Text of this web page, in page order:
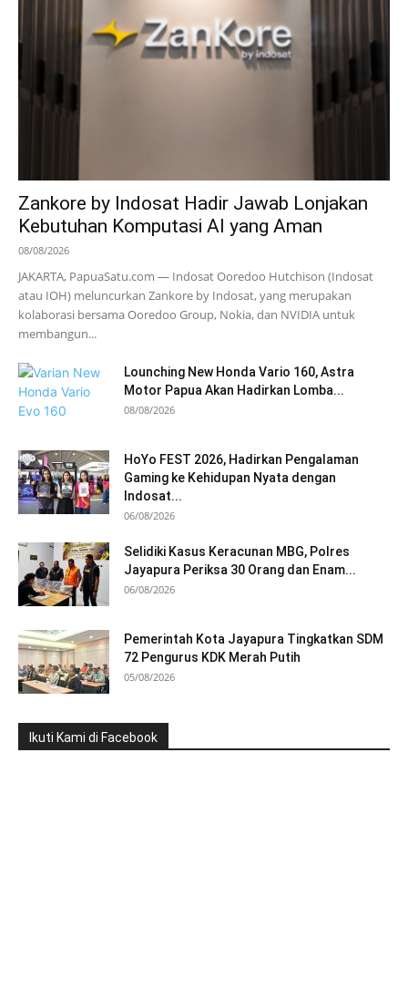
Zankore by Indosat Hadir Jawab Lonjakan
Kebutuhan Komputasi AI yang Aman
08/08/2026
JAKARTA, PapuaSatu.com — Indosat Ooredoo Hutchison (Indosat
atau IOH) meluncurkan Zankore by Indosat, yang merupakan
kolaborasi bersama Ooredoo Group, Nokia, dan NVIDIA untuk
membangun...
Lounching New Honda Vario 160, Astra
Motor Papua Akan Hadirkan Lomba...
08/08/2026
HoYo FEST 2026, Hadirkan Pengalaman
Gaming ke Kehidupan Nyata dengan
Indosat...
06/08/2026
Selidiki Kasus Keracunan MBG, Polres
Jayapura Periksa 30 Orang dan Enam...
06/08/2026
Pemerintah Kota Jayapura Tingkatkan SDM
72 Pengurus KDK Merah Putih
05/08/2026
Ikuti Kami di Facebook